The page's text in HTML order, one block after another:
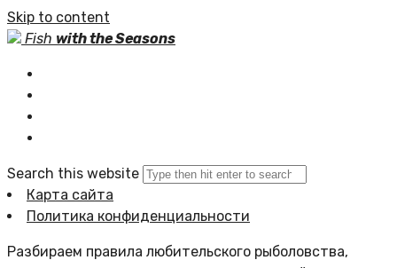
Skip to content
Fish with the Seasons
Search this website
Карта сайта
Политика конфиденциальности
Разбираем правила любительского рыболовства,